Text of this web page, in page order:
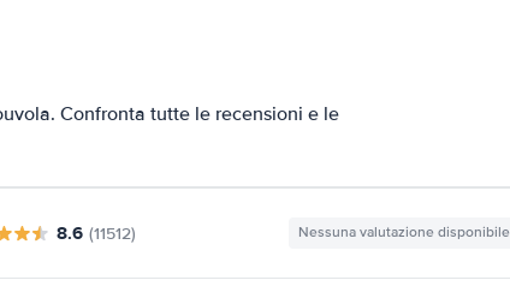
Confronta tutte le recensioni e le
8.6 (11512) Nessuna valutazione disponibile